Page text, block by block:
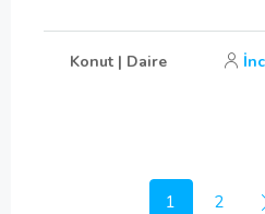
Konut | Daire
1 2